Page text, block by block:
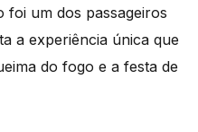
foi um dos passageiros
a experiência única que
do fogo e a festa de